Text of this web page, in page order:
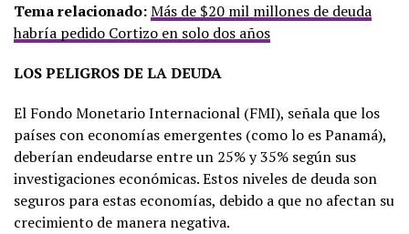
Tema relacionado:Más de $20 mil millones de deuda
habría pedido Cortizo en solo dos años
LOS PELIGROS DE LA DEUDA
El Fondo Monetario Internacional (FMI), señala que los
países con economías emergentes (como lo es Panamá),
deberían endeudarse entre un 25% y 35% según sus
investigaciones económicas. Estos niveles de deuda son
seguros para estas economías, debido a que no afectan su
crecimiento de manera negativa.